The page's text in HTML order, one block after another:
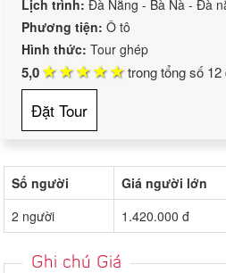
Lịch trình:Đà Nẵng - Bà Nà - Đà
Phương tiện:Ô tô
Hình thức:Tour ghép
5,0 trong tổng số 12
Đặt Tour
Số người Giá người lớn
2 người
1.420.000 đ
Ghi chú Giá